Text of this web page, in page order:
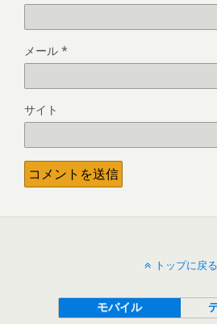
メール *
サイト
トップに戻る
モバイル